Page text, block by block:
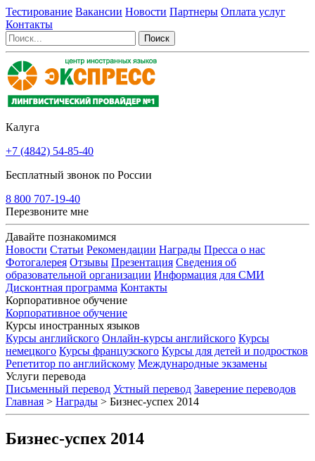
Тестирование Вакансии Новости Партнеры Оплата услуг
Контакты
Калуга
+7 (4842) 54-85-40
Бесплатный звонок по России
8 800 707-19-40
Перезвоните мне
Давайте познакомимся
Новости Статьи Рекомендации Награды Пресса о нас
Фотогалерея Отзывы Презентация Сведения об
образовательной организации Информация для СМИ
Дисконтная программа Контакты
Корпоративное обучение
Корпоративное обучение
Курсы иностранных языков
Курсы английского Онлайн-курсы английского Курсы
немецкого Курсы французского Курсы для детей и подростков
Репетитор по английскому Международные экзамены
Услуги перевода
Письменный перевод Устный перевод Заверение переводов
Главная > Награды > Бизнес-успех 2014
Бизнес-успех 2014